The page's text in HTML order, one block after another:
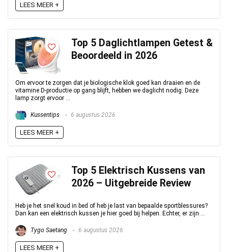
LEES MEER +
Top 5 Daglichtlampen Getest &
Beoordeeld in 2026
Om ervoor te zorgen dat je biologische klok goed kan draaien en de
vitamine D-productie op gang blijft, hebben we daglicht nodig. Deze
lamp zorgt ervoor ...
Kussentips 6 augustus 2026
LEES MEER +
Top 5 Elektrisch Kussens van
2026 – Uitgebreide Review
Heb je het snel koud in bed of heb je last van bepaalde sportblessures?
Dan kan een elektrisch kussen je hier goed bij helpen. Echter, er zijn ...
Tygo Saetang 6 augustus 2026
LEES MEER +